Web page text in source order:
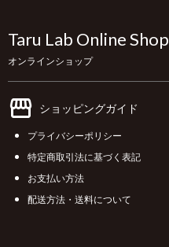
Taru Lab Online Shop
オンラインショップ
ショッピングガイド
プライバシーポリシー
特定商取引法に基づく表記
お支払い方法
配送方法・送料について